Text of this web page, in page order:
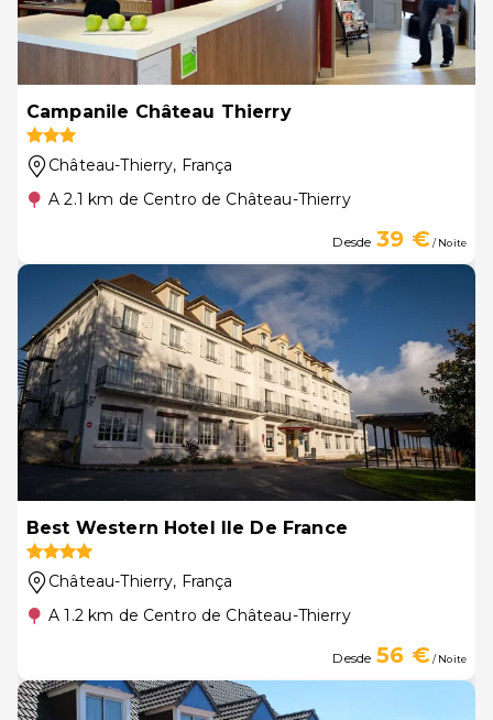
Campanile Château Thierry
Château-Thierry, França
A 2.1 km de Centro de Château-Thierry
Desde 39 €/ Noite
Best Western Hotel Ile De France
Château-Thierry, França
A 1.2 km de Centro de Château-Thierry
Desde 56 €/ Noite